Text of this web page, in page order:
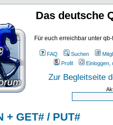
Das deutsche
Für euch erreichbar unter
FAQ Suchen
Profil
Einloggen,
Zur Begleitseite
+ GET# / PUT#